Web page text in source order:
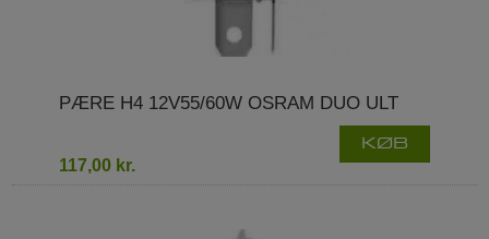
PÆRE H4 12V55/60W OSRAM DUO ULT
117,00 kr.
KØB